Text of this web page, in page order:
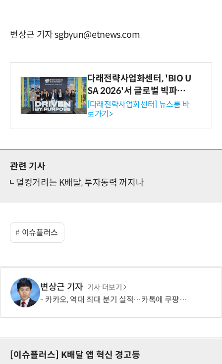
변상근 기자 sgbyun@etnews.com
다래전략사업화센터, 'BIO U
SA 2026'서 글로벌 빅파마
와의 비즈니스 미팅 지원…K
-바이오 해외 진출 교두보 확
보
[다래전략사업화센터] 뉴스룸 바
로가기>
관련 기사
덜컹거리는 K배달, 투자동력 꺼지나
이슈플러스
변상근 기자 기사 더보기
카카오, 역대 최대 분기 실적…카톡에 쿠팡이츠 연동해 주문부터 결제까지
[이슈플러스] K배달 앱 혁신 경고등